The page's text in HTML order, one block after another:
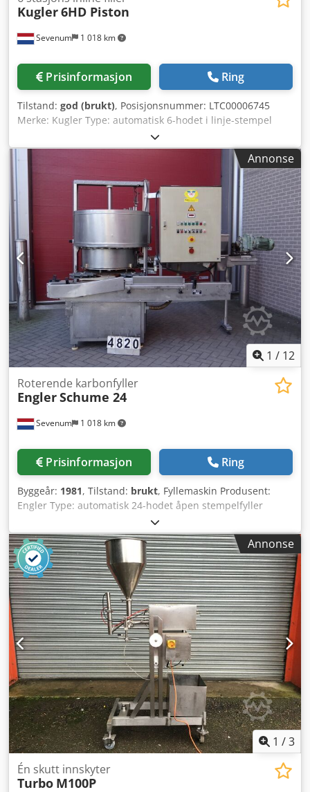
Sevenum 1 018 km
Kugler6HD Piston
Prisinformasjon Ring
Tilstand: god (brukt), Posisjonsnummer: LTC00006745
Merke: Kugler Type: automatisk 6-hodet i linje-stempel
fyllemaskin Kapasitet: opptil 6 000 flasker per time,
avhengig av produkt og beholderstørrelse Volumområde:
opptil 1 000 ml Ramme: rustfritt stål 1.4301 (AISI 304)
Dimensjoner: L x B x H = ca. 4000 x 1400 x 2500 mm
Strømforsyning: 400 Volt – 50 Hz – 3,0 kW Egenskaper:
justerbart volum, produkttank med nivåregistrering,
transportbånd med beholderposisjoneringsenhet,
inkludert sikkerhetsinnkapsling Verktøy: Maskinen leveres
med 1 sett bunnfyllingsdyser Chodpjhbvxfjfx Afpoa Selges
som den er eller tilpasses kundens behov
Annonse
1 / 12
Sevenum 1 018 km
Roterende karbonfyller
EnglerSchume 24
Prisinformasjon Ring
Byggeår: 1981, Tilstand: brukt, Fyllemaskin Produsent:
Engler Type: automatisk 24-hodet åpen stempelfyller
Modell: Schume 24 Kapasitet: ca. 9 000 enheter per time
Chjdpfx Afeiby Rmepea Fyllevolum: opptil 800 ml Mål: L x B
x H = 3 400 x 1 800 x 2 400 mm Vekt: 700 kg
Strømforsyning: 380 Volt – 50 Hz – 1,1 kW Annet:
innmatingsbeholder med dobbel skrue Verktøy: 720 ml
glass med TO-082 leveres som den er eller tilpasses
kundens behov
Annonse
1 /3
Én skutt innskyter
Turbo M100P